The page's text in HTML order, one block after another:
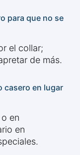
para que no se
el collar;
de más.
casero en lugar
en
en